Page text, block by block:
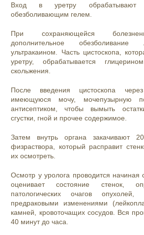
Вход в уретру обрабатывают
обезболивающим гелем.
При сохраняющейся
дополнительное
ультракаином. Часть цистоскопа,
уретру, обрабатывается
скольжения.
После введения цистоскопа
имеющуюся мочу, мочепузырную
антисептиком, чтобы вымыть
сгустки, гной и прочее содержимое.
Затем внутрь органа закачивают
физраствора, который расправит
их осмотреть.
Осмотр у уролога проводится начиная
оценивает состояние стенок,
патологических очагов
предраковыми изменениями
камней, кровоточащих сосудов. Вся
40 минут до часа.